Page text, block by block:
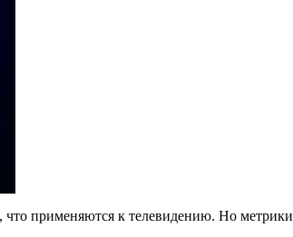
применяются к телевидению. Но